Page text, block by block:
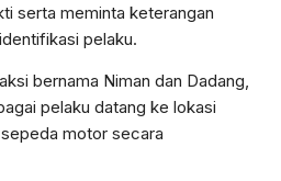
serta meminta keterangan
pelaku.
bernama Niman dan Dadang,
pelaku datang ke lokasi
motor secara